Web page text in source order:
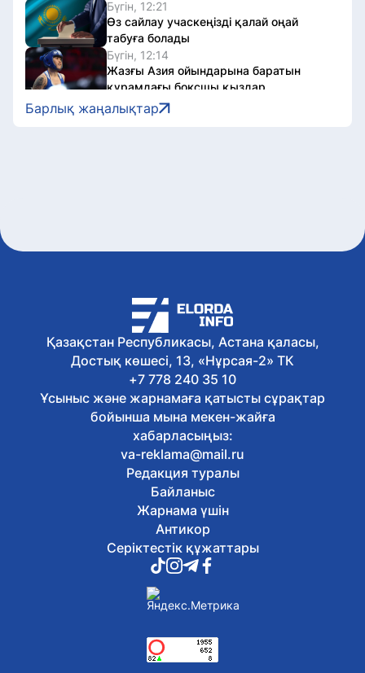
Бүгін, 12:21
Өз сайлау учаскеңізді қалай оңай
табуға болады
Бүгін, 12:14
Жазғы Азия ойындарына баратын
құрамдағы боксшы қыздар
қаншалықты тәжірибелі
Бүгін, 12:02
Бүгін, 11:37
Елордада қоғамдық мүдделерді
қорғаудағы жартыжылдық
нәтижелері қорытындыланды
Бүгін, 11:26
Comic Con Astana 2026 фестиваліне
алғашқы күні 16 мың адам қатысты
Бүгін, 11:15
Астананың Жетісу саябағында
тазалық пен тәртіпке қатысты рейд
жүргізілді
Бүгін, 11:02
Бурабайда «100 Sarbaz» әскери
реалити-шоуы басталды
Бүгін, 10:47
Астанада №318 автобустың қозғалыс
бағыты өзгерді
Бүгін, 10:29
Қылмыстық топ Қызылорда
облысында алтын өндірумен
Бүгін, 10:14
Елордада қоғамдық тәртіпті бұзғаны
Барлық жаңалықтар
Қазақстан Республикасы, Астана қаласы,
Достық көшесі, 13, «Нұрсая-2» ТК
+7 778 240 35 10
Ұсыныс және жарнамаға қатысты сұрақтар
бойынша мына мекен-жайға
хабарласыңыз:
va-reklama@mail.ru
Редакция туралы
Байланыс
Жарнама үшін
Антикор
Серіктестік құжаттары